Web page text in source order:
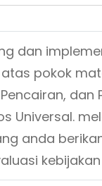
dan
pokok
Universal.
anda